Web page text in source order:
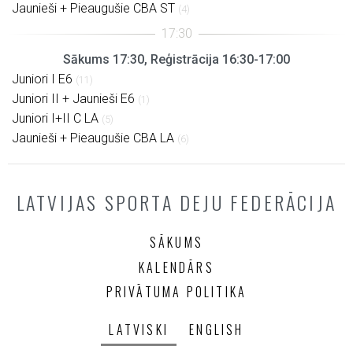
Jaunieši + Pieaugušie CBA ST (4)
Sākums 17:30, Reģistrācija 16:30-17:00
Juniori I E6 (11)
Juniori II + Jaunieši E6 (1)
Juniori I+II C LA (5)
Jaunieši + Pieaugušie CBA LA (6)
LATVIJAS SPORTA DEJU FEDERĀCIJA
SĀKUMS
KALENDĀRS
PRIVĀTUMA POLITIKA
LATVISKI ENGLISH